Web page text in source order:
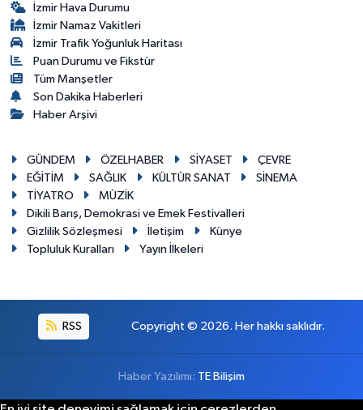
İzmir Hava Durumu
İzmir Namaz Vakitleri
İzmir Trafik Yoğunluk Haritası
Puan Durumu ve Fikstür
Tüm Manşetler
Son Dakika Haberleri
Haber Arşivi
GÜNDEM ÖZELHABER SİYASET
ÇEVRE
EĞİTİM
SAĞLIK KÜLTÜR SANAT
SİNEMA
TİYATRO
MÜZİK
Dikili Barış, Demokrasi ve Emek Festivalleri
Gizlilik Sözleşmesi
İletişim
Künye
Topluluk Kuralları
Yayın İlkeleri
RSS Copyright © 2026. Her hakkı saklıdır.
Haber Yazılımı: TE Bilişim